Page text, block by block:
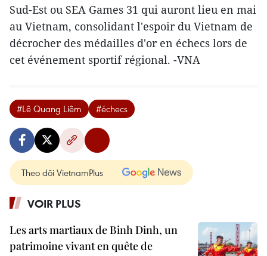
Sud-Est ou SEA Games 31 qui auront lieu en mai
au Vietnam, consolidant l'espoir du Vietnam de
décrocher des médailles d'or en échecs lors de
cet événement sportif régional. -VNA
#Lê Quang Liêm #échecs
Theo dõi VietnamPlus
VOIR PLUS
Les arts martiaux de Binh Dinh, un
patrimoine vivant en quête de